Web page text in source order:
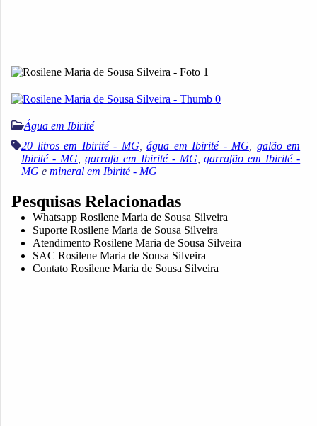
Água em Ibirité
20 litros em Ibirité - MG ,água em Ibirité - MG
galão em
Ibirité - MG
garrafa em Ibirité - MG ,garrafão em Ibirité -
MG e mineral em Ibirité - MG
Pesquisas Relacionadas
Whatsapp Rosilene Maria de Sousa Silveira
Suporte Rosilene Maria de Sousa Silveira
Atendimento Rosilene Maria de Sousa Silveira
SAC Rosilene Maria de Sousa Silveira
Contato Rosilene Maria de Sousa Silveira